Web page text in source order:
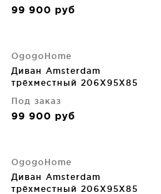
99 900 руб
OgogoHome
Диван Amsterdam
трёхместный 206X95X85
Под заказ
99 900 руб
OgogoHome
Диван Amsterdam
трёхместный 206X95X85